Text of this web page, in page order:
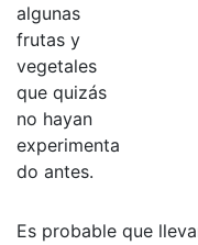
algunas
frutas y
vegetales
que quizás
no hayan
experimenta
do antes.
Es probable que